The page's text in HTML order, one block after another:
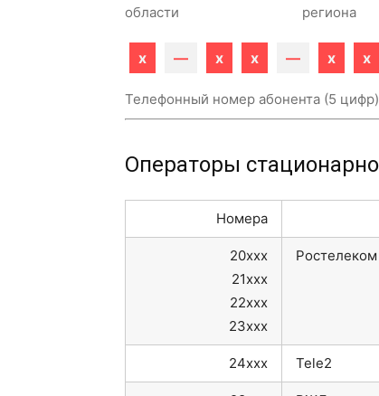
области
региона
x — x x — x x
Телефонный номер абонента (5 цифр)
Операторы
Номера
20xxx
21xxx
22xxx
23xxx
Ростелеком
24xxx Tele2